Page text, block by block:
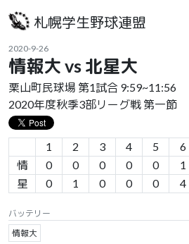
札幌学生野球連盟
2020-9-26
情報大 vs 北星大
栗山町民球場 第1試合 9:59~11:56
2020年度秋季3部リーグ戦 第一節
1 2 3 4 5 6
情
0 0 0 0 0 1
星
0 1 0 0 0 4
バッテリー
情報大